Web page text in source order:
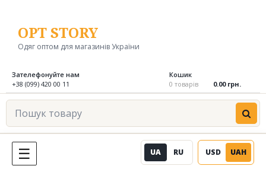
вмістуOPT STORY
Одяг оптом для магазинів України
Зателефонуйте нам
+38 (099) 420 00 11
Кошик
0 товарів
0.00 грн.
Пошук
товару
UA RU USD UAH